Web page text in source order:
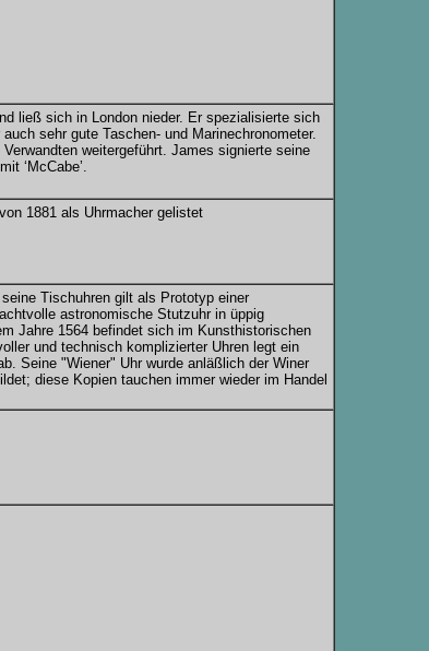
ließ sich in London nieder. Er spezialisierte sich
sehr gute Taschen- und Marinechronometer.
weitergeführt. James signierte seine
‘McCabe’.
1881 als Uhrmacher gelistet
Tischuhren gilt als Prototyp einer
astronomische Stutzuhr in üppig
Jahre 1564 befindet sich im Kunsthistorischen
und technisch komplizierter Uhren legt ein
Seine "Wiener" Uhr wurde anläßlich der Winer
diese Kopien tauchen immer wieder im Handel